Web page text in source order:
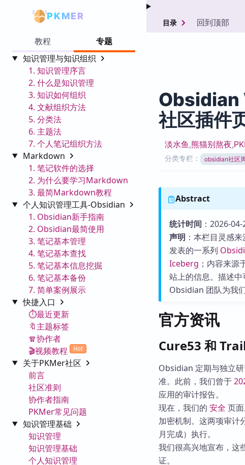
PKMER
教程
专题
知识管理与知识组织
1. 知识管理序言
2. 什么是知识管理
3. 知识如何组织
4. 文献组织方法
5. 分类法
6. 主题法
7. 个人笔记组织方法
Markdown
1. 笔记软件的选择
2. 为什么要学习Markdown
3. 最简Markdown教程
个人知识管理工具-Obsidian
1. Obsidian新手指南
2. Obsidian最简使用
3. 笔记基本管理
4. 笔记基本查找
5. 笔记基本信息挖掘
6. 笔记基本备份
7. 简单案例展示
快捷入口
⏱️最近更新
🔖主题标签
🧣协作者
🎬视频教程
Hot
关于PKMer社区
前言
社区准则
协作者指南
PKMer常见问题
知识管理基础
知识管理
知识管理基础
个人知识管理
目录 回到顶部
社区插件
淡水鱼 ,熊猫别熬夜,
分类专栏： obsidian社区
Abstract
统计时间 ：2026-
声明 ：本栏目灵感
发表的一系列
Iceberg ；内容来
站上的信息。描述
Obsidian 团队为我
官方资讯
Cure53 和
Obsidian 定期与独立
准。此前，我们曾于
应用的审计报告。
现在，我们的 安全 页
加密机制。这两项审计
月完成）执行。
我们很高兴地宣布，这
证。